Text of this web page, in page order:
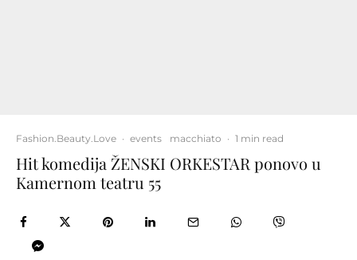
Fashion.Beauty.Love · events macchiato · 1 min read
Hit komedija ŽENSKI ORKESTAR ponovo u
Kamernom teatru 55